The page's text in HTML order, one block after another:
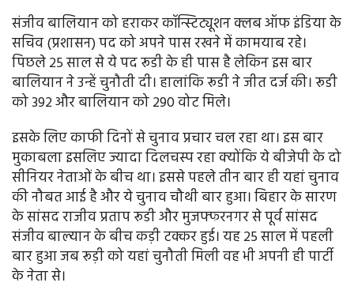
संजीव बालियान को हराकर कॉन्स्टिट्यूशन क्लब ऑफ इंडिया के
सचिव (प्रशासन) पद को अपने पास रखने में कामयाब रहे।
पिछले 25 साल से ये पद रूडी के ही पास है लेकिन इस बार
बालियान ने उन्हें चुनौती दी। हालांकि रूडी ने जीत दर्ज की। रूडी
को 392 और बालियान को 290 वोट मिले।
इसके लिए काफी दिनों से चुनाव प्रचार चल रहा था। इस बार
मुकाबला इसलिए ज्यादा दिलचस्प रहा क्योंकि ये बीजेपी के दो
सीनियर नेताओं के बीच था। इससे पहले तीन बार ही यहां चुनाव
की नौबत आई है और ये चुनाव चौथी बार हुआ। बिहार के सारण
के सांसद राजीव प्रताप रूडी और मुजफ्फरनगर से पूर्व सांसद
संजीव बाल्यान के बीच कड़ी टक्कर हुई। यह 25 साल में पहली
बार हुआ जब रूड़ी को यहां चुनौती मिली वह भी अपनी ही पार्टी
के नेता से।